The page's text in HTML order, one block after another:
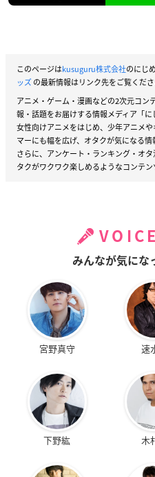
このページはkusuguru株式会社のにじ
ッズの最新情報はリンク先をご覧くださ
アニメ・ゲーム・漫画などの2次元コン
報・話題をお届けする情報メディア「に
女性向けアニメをはじめ、少年アニメ
マーにも幅を広げ、オタクが気になる情
さらに、アンケート・ランキング・オ
タクがワクワク楽しめるようなコンテン
みんなが気にな
宮野真守 速
下野紘 木